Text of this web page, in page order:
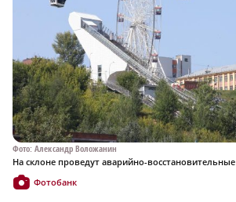
Фото: Александр Воложанин
На склоне проведут аварийно-
Фотобанк